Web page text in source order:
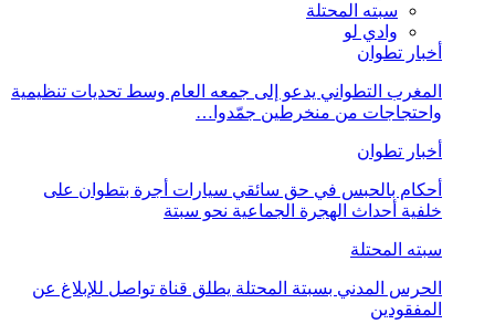
سبته المحتلة
وادي لو
أخبار تطوان
المغرب التطواني يدعو إلى جمعه العام وسط تحديات تنظيمية
واحتجاجات من منخرطين جمّدوا…
أخبار تطوان
أحكام بالحبس في حق سائقي سيارات أجرة بتطوان على
خلفية أحداث الهجرة الجماعية نحو سبتة
سبته المحتلة
الحرس المدني بسبتة المحتلة يطلق قناة تواصل للإبلاغ عن
المفقودين